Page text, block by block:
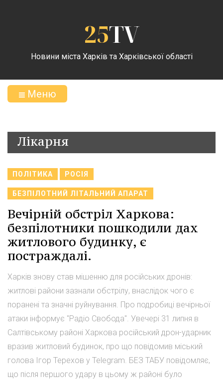
25TV
Новини міста Харків та Харківської області
Меню
Лікарня
ПОЛІТИКА РОСІЯ
БЕЗПІЛОТНИЙ ЛІТАЛЬНИЙ АПАРАТ
Вечірній обстріл Харкова:
безпілотники пошкодили дах
житлового будинку, є
постраждалі.
Харків знову став мішенню для російських дронів:
житлові райони зазнали обстрілу, внаслідок чого є
поранені та значні руйнування. Про подробиці вечірньої
атаки інформує "Радіо Свобода". Увечері 31 липня в
Салтівському районі Харкова російський дрон-ударник
вразив житловий будинок, про що повідомив міський
голова Ігор Терехов у Telegram. БЕЗ ТАБУ повідомляє,
що після першого удару в цьому ж районі було